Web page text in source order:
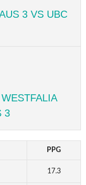
3 VS UBC
3
PPG
17.3